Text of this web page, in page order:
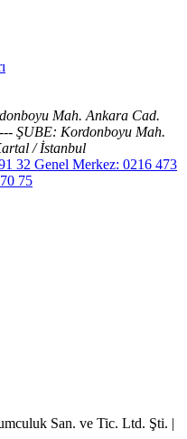
Mah. Ankara Cad.
ŞUBE: Kordonboyu Mah.
/ İstanbul
32 Genel Merkez: 0216 473
75
San. ve Tic. Ltd. Şti. |